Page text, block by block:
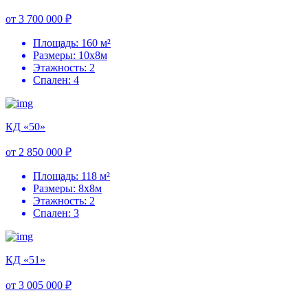
от 3 700 000 ₽
Площадь: 160 м²
Размеры: 10х8м
Этажность: 2
Спален: 4
КД «50»
от 2 850 000 ₽
Площадь: 118 м²
Размеры: 8х8м
Этажность: 2
Спален: 3
КД «51»
от 3 005 000 ₽